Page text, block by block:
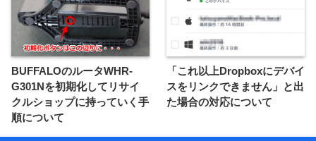
BUFFALOのルータWHR-
G301Nを初期化してリサイ
クルショップに持っていく手
順について
「これ以上Dropboxにデバイ
スをリンクできません」と出
た場合の対応について